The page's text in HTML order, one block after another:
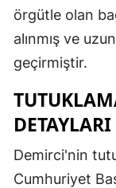
örgütle olan
alınmış ve
geçirmiştir.
DETAYLARI
Demirci'nin
Cumhuriyet